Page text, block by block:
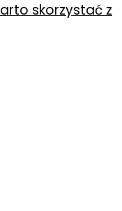
skorzystać z